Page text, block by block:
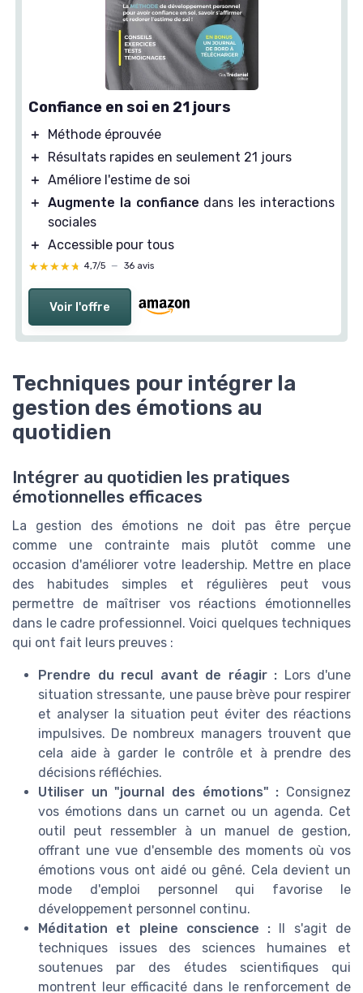
Confiance en soi en 21 jours
＋
Méthode éprouvée
＋
Résultats rapides en seulement 21 jours
＋ Améliore l'estime de soi
＋ Augmente la confiance dans les interactions
sociales
＋ Accessible pour tous
★★★★★
★★★★★ 4,7/5 — 36 avis
Voir l'offre
Techniques pour intégrer la
gestion des émotions au
quotidien
Intégrer au quotidien les pratiques
émotionnelles efficaces
La gestion des émotions ne doit pas être perçue
comme une contrainte mais plutôt comme une
occasion d'améliorer votre leadership. Mettre en place
des habitudes simples et régulières peut vous
permettre de maîtriser vos réactions émotionnelles
dans le cadre professionnel. Voici quelques techniques
qui ont fait leurs preuves :
Prendre du recul avant de réagir : Lors d'une
situation stressante, une pause brève pour respirer
et analyser la situation peut éviter des réactions
impulsives. De nombreux managers trouvent que
cela aide à garder le contrôle et à prendre des
décisions réfléchies.
Utiliser un "journal des émotions" : Consignez
vos émotions dans un carnet ou un agenda. Cet
outil peut ressembler à un manuel de gestion,
offrant une vue d'ensemble des moments où vos
émotions vous ont aidé ou gêné. Cela devient un
mode d'emploi personnel qui favorise le
développement personnel continu.
Méditation et pleine conscience : Il s'agit de
techniques issues des sciences humaines et
soutenues par des études scientifiques qui
montrent leur efficacité dans le renforcement de